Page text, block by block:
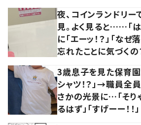
夜、コインランドリ
見。よく見ると……「
に「エーッ！？」「なぜ
忘れたことに気づくの
3歳息子を見た保育
シャツ！？」→職員全
さかの光景に…「そ
るはず」「すげーー！！」